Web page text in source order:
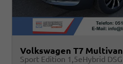
Volkswagen T7 Multivan